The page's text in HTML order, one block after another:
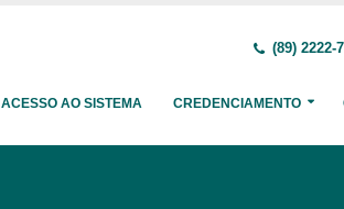
(89) 2222-
ACESSO AO SISTEMA CREDENCIAMENTO